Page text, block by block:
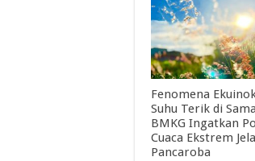
Fenomena
Suhu Terik di
BMKG Ingatkan
Cuaca Ekstrem
Pancaroba